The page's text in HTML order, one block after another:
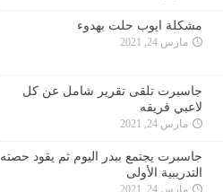
مشكلة ايوب حلت بهدوء
مارس 24, 2021
جاسبرت تلقى تقرير شامل عن كل
لاعبي فريقه
مارس 24, 2021
جاسبرت يجتمع ببدر اليوم ثم يقود حصته
التدريبية الأولى
مارس 24, 2021